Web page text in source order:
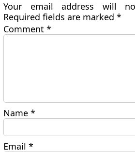
Your email address will
Required fields are marked*
Comment*
Name*
Email*